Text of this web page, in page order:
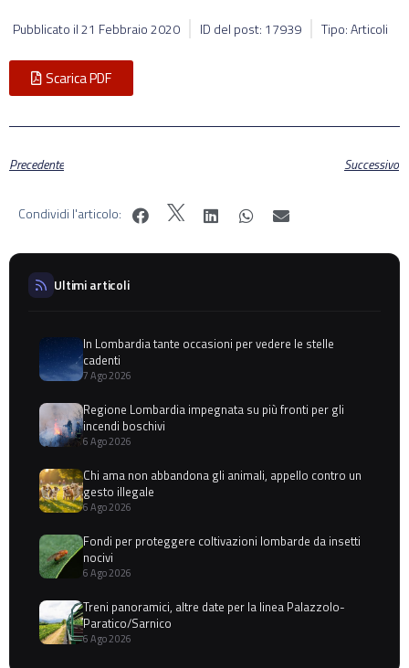
Pubblicato il21 Febbraio 2020 ID del post: 17939 Tipo: Articoli
Scarica PDF
Precedente Successivo
Condividi l'articolo:
Ultimi articoli
In Lombardia tante occasioni per vedere le stelle
cadenti
7 Ago 2026
Regione Lombardia impegnata su più fronti per gli
incendi boschivi
6 Ago 2026
Chi ama non abbandona gli animali, appello contro un
gesto illegale
6 Ago 2026
Fondi per proteggere coltivazioni lombarde da insetti
nocivi
6 Ago 2026
Treni panoramici, altre date per la linea Palazzolo-
Paratico/Sarnico
6 Ago 2026